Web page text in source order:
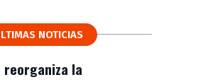
NOTICIAS
reorganiza la